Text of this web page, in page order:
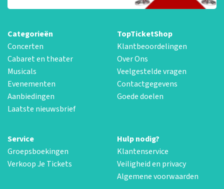
Categorieën
Concerten
Cabaret en theater
Musicals
Evenementen
Aanbiedingen
Laatste nieuwsbrief
TopTicketShop
Klantbeoordelingen
Over Ons
Veelgestelde vragen
Contactgegevens
Goede doelen
Service
Groepsboekingen
Verkoop Je Tickets
Hulp nodig?
Klantenservice
Veiligheid en privacy
Algemene voorwaarden